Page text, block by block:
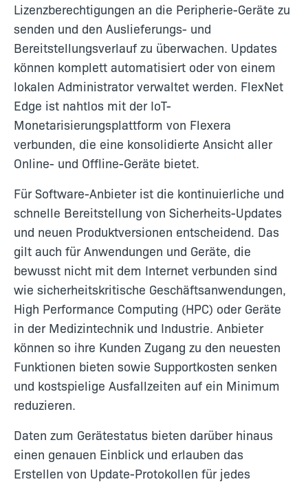
Lizenzberechtigungen an die Peripherie-Geräte zu
senden und den Auslieferungs- und
Bereitstellungsverlauf zu überwachen. Updates
können komplett automatisiert oder von einem
lokalen Administrator verwaltet werden. FlexNet
Edge ist nahtlos mit der IoT-
Monetarisierungsplattform von Flexera
verbunden, die eine konsolidierte Ansicht aller
Online- und Offline-Geräte bietet.
Für Software-Anbieter ist die kontinuierliche und
schnelle Bereitstellung von Sicherheits-Updates
und neuen Produktversionen entscheidend. Das
gilt auch für Anwendungen und Geräte, die
bewusst nicht mit dem Internet verbunden sind
wie sicherheitskritische Geschäftsanwendungen,
High Performance Computing (HPC) oder Geräte
in der Medizintechnik und Industrie. Anbieter
können so ihre Kunden Zugang zu den neuesten
Funktionen bieten sowie Supportkosten senken
und kostspielige Ausfallzeiten auf ein Minimum
reduzieren.
Daten zum Gerätestatus bieten darüber hinaus
einen genauen Einblick und erlauben das
Erstellen von Update-Protokollen für jedes